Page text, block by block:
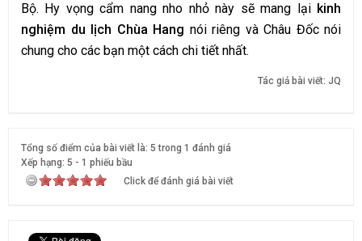
Bộ. Hy vọng cẩm nang nho nhỏ này sẽ mang lại kinh
nghiệm du lịch Chùa Hang nói riêng và Châu Đốc nói
chung cho các bạn một cách chi tiết nhất.
Tác giả bài viết: JQ
Tổng số điểm của bài viết là: 5 trong 1 đánh giá
Xếp hạng: 5 - 1 phiếu bầu
Click để đánh giá bài viết